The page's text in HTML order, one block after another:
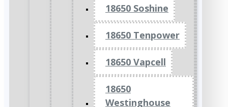
18650 Soshine
18650 Tenpower
18650 Vapcell
18650
Westinghouse